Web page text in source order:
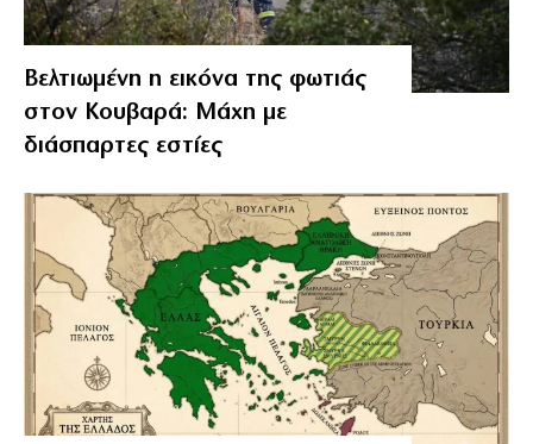
Βελτιωμένη η εικόνα της φωτιάς
στον Κουβαρά: Μάχη με
διάσπαρτες εστίες